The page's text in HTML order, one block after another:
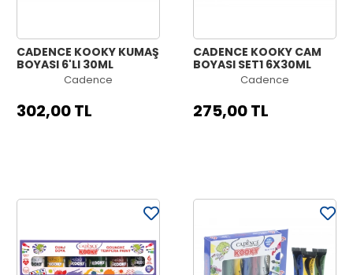
CADENCE KOOKY KUMAŞ
BOYASI 6'LI 30ML
Cadence
302,00 TL
CADENCE KOOKY CAM
BOYASI SET1 6X30ML
Cadence
275,00 TL